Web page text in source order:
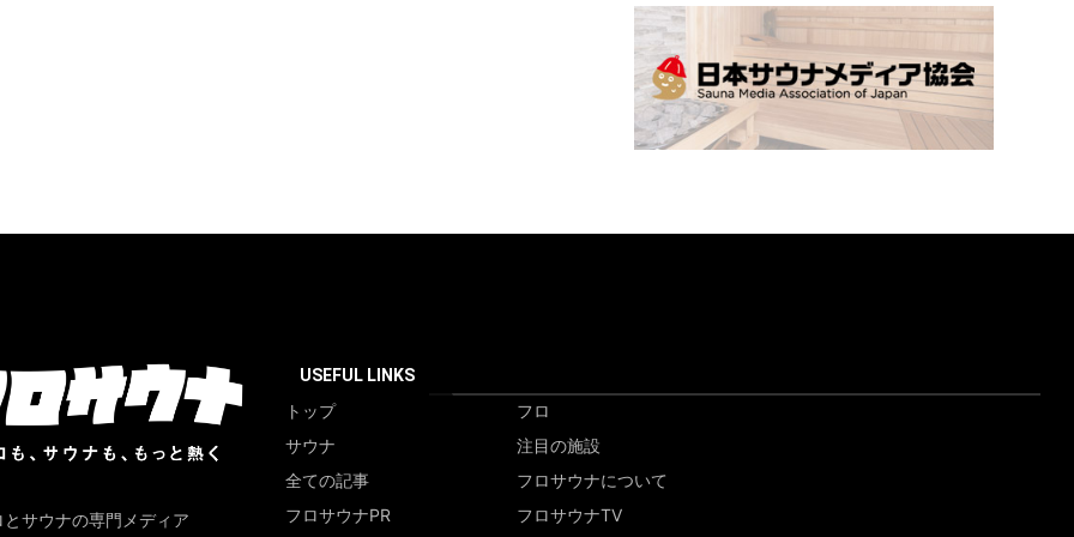
とサウナの専門メディア
USEFUL LINKS
トップ
フロ
サウナ
注目の施設
全ての記事
フロサウナについて
フロサウナPR
フロサウナTV